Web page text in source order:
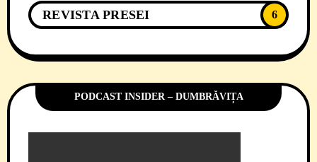
REVISTA PRESEI 6
PODCAST INSIDER – DUMBRĂVIȚA